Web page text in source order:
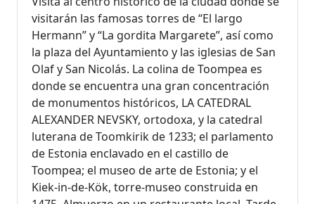
visitarán las famosas torres de “El largo
Hermann” y “La gordita Margarete”, así como
la plaza del Ayuntamiento y las iglesias de San
Olaf y San Nicolás. La colina de Toompea es
donde se encuentra una gran concentración
de monumentos históricos, LA CATEDRAL
ALEXANDER NEVSKY, ortodoxa, y la catedral
luterana de Toomkirik de 1233; el parlamento
de Estonia enclavado en el castillo de
Toompea; el museo de arte de Estonia; y el
Kiek-in-de-Kök, torre-museo construida en